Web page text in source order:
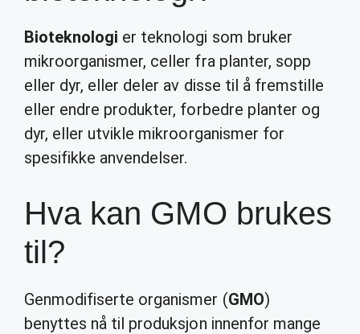
Bioteknologi er teknologi som bruker
mikroorganismer, celler fra planter, sopp
eller dyr, eller deler av disse til å fremstille
eller endre produkter, forbedre planter og
dyr, eller utvikle mikroorganismer for
spesifikke anvendelser.
Hva kan GMO brukes
til?
Genmodifiserte organismer (GMO)
benyttes nå til produksjon innenfor mange